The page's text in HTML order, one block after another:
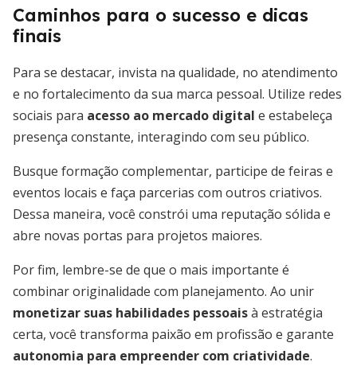
Caminhos para o sucesso e dicas
finais
Para se destacar, invista na qualidade, no atendimento
e no fortalecimento da sua marca pessoal. Utilize redes
sociais para acesso ao mercado digital e estabeleça
presença constante, interagindo com seu público.
Busque formação complementar, participe de feiras e
eventos locais e faça parcerias com outros criativos.
Dessa maneira, você constrói uma reputação sólida e
abre novas portas para projetos maiores.
Por fim, lembre-se de que o mais importante é
combinar originalidade com planejamento. Ao unir
monetizar suas habilidades pessoaisà estratégia
certa, você transforma paixão em profissão e garante
autonomia para empreender com criatividade.